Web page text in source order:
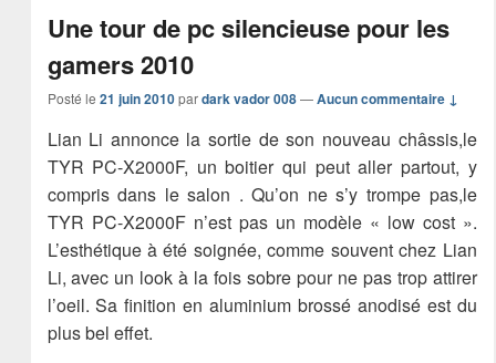
Une tour de pc silencieuse pour les
gamers 2010
Posté le 21 juin 2010 pardark vador 008 —Aucun commentaire ↓
Lian Li annonce la sortie de son nouveau châssis,le
TYR PC-X2000F, un boitier qui peut aller partout, y
compris dans le salon . Qu’on ne s’y trompe pas,le
TYR PC-X2000F n’est pas un modèle « low cost ».
L’esthétique à été soignée, comme souvent chez Lian
Li, avec un look à la fois sobre pour ne pas trop attirer
l’oeil. Sa finition en aluminium brossé anodisé est du
plus bel effet.